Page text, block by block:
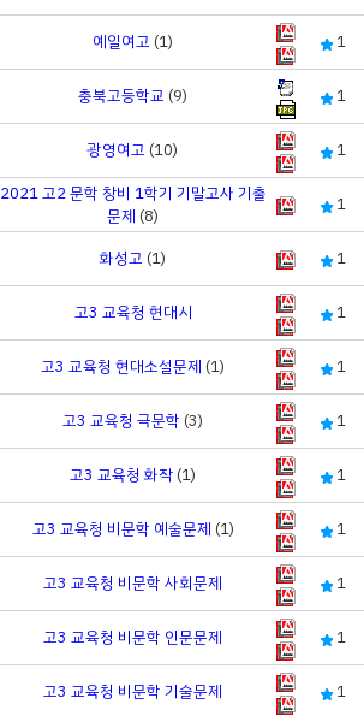
예일여고 (1)
1
충북고등학교 (9)
1
광영여고 (10)
1
2021 고2 문학 창비 1학기 기말고사 기출
문제 (8)
1
화성고 (1)
1
고3 교육청 현대시
1
고3 교육청 현대소설문제 (1)
1
고3 교육청 극문학 (3)
1
고3 교육청 화작 (1)
1
고3 교육청 비문학 예술문제 (1)
1
고3 교육청 비문학 사회문제
1
고3 교육청 비문학 인문문제
1
고3 교육청 비문학 기술문제
1